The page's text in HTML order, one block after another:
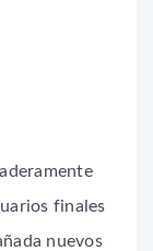
finales
nuevos